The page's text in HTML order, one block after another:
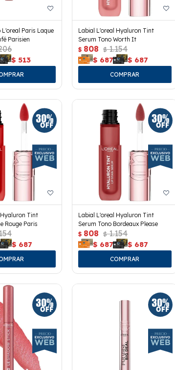
Paris Laque
Parisien
$ 513
Labial L'oreal Hyaluron Tint
Serum Tono Worth It
$ 808 $ 1.154
$ 687 $ 687
Tint
Rouge Paris
$ 687
Labial L'oreal Hyaluron Tint
Serum Tono Bordeaux Please
$ 808 $ 1.154
$ 687 $ 687